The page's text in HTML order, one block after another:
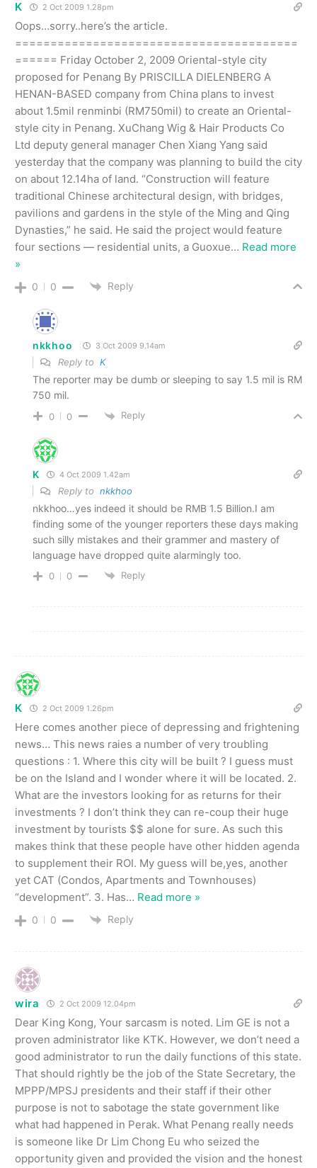
K 2 Oct 2009 1.28pm
Oops…sorry..here’s the article.
========================================
====== Friday October 2, 2009 Oriental-style city
proposed for Penang By PRISCILLA DIELENBERG A
HENAN-BASED company from China plans to invest
about 1.5mil renminbi (RM750mil) to create an Oriental-
style city in Penang. XuChang Wig & Hair Products Co
Ltd deputy general manager Chen Xiang Yang said
yesterday that the company was planning to build the city
on about 12.14ha of land. “Construction will feature
traditional Chinese architectural design, with bridges,
pavilions and gardens in the style of the Ming and Qing
Dynasties,” he said. He said the project would feature
four sections — residential units, a Guoxue… Read more
»
0 0 Reply
nkkhoo 3 Oct 2009 9.14am
Reply to K
The reporter may be dumb or sleeping to say 1.5 mil is RM
750 mil.
0 0 Reply
K 4 Oct 2009 1.42am
Reply to nkkhoo
nkkhoo…yes indeed it should be RMB 1.5 Billion.I am
finding some of the younger reporters these days making
such silly mistakes and their grammer and mastery of
language have dropped quite alarmingly too.
0 0 Reply
K 2 Oct 2009 1.26pm
Here comes another piece of depressing and frightening
news… This news raies a number of very troubling
questions : 1. Where this city will be built ? I guess must
be on the Island and I wonder where it will be located. 2.
What are the investors looking for as returns for their
investments ? I don’t think they can re-coup their huge
investment by tourists $$ alone for sure. As such this
makes think that these people have other hidden agenda
to supplement their ROI. My guess will be,yes, another
yet CAT (Condos, Apartments and Townhouses)
“development”. 3. Has… Read more »
0 0 Reply
wira 2 Oct 2009 12.04pm
Dear King Kong, Your sarcasm is noted. Lim GE is not a
proven administrator like KTK. However, we don’t need a
good administrator to run the daily functions of this state.
That should rightly be the job of the State Secretary, the
MPPP/MPSJ presidents and their staff if their other
purpose is not to sabotage the state government like
what had happened in Perak. What Penang really needs
is someone like Dr Lim Chong Eu who seized the
opportunity given and provided the vision and the honest